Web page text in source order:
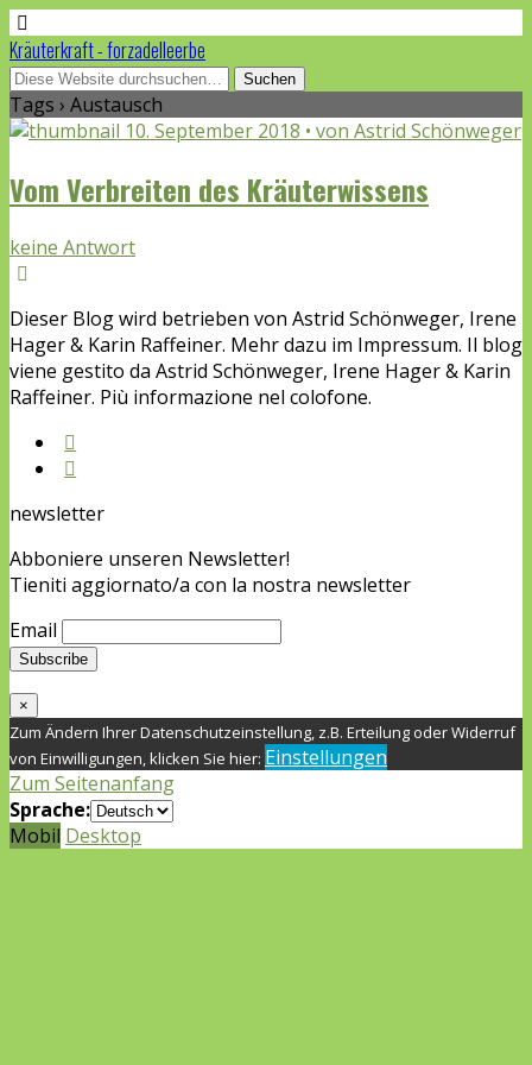
Kräuterkraft - forzadelleerbe
Tags › Austausch
10. September 2018 • von Astrid Schönweger
Vom Verbreiten des Kräuterwissens
keine Antwort
Dieser Blog wird betrieben von Astrid Schönweger, Irene
Hager & Karin Raffeiner. Mehr dazu im Impressum. Il blog
viene gestito da Astrid Schönweger, Irene Hager & Karin
Raffeiner. Più informazione nel colofone.
newsletter
Abboniere unseren Newsletter!
Tieniti aggiornato/a con la nostra newsletter
Email
×
Zum Ändern Ihrer Datenschutzeinstellung, z.B. Erteilung oder Widerruf
von Einwilligungen, klicken Sie hier: Einstellungen
Zum Seitenanfang
Sprache:
Mobil Desktop